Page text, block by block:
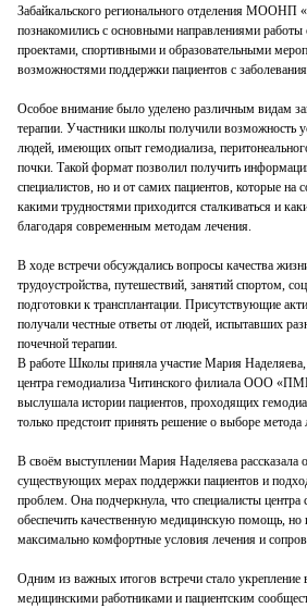
Забайкальского регионального отделения
познакомились с основными направлениями
проектами, спортивными и образовательными
возможностями поддержки пациентов с
Особое внимание было уделено различным видам
терапии. Участники школы получили возможность
людей, имеющих опыт гемодиализа,
почки. Такой формат позволил получить
специалистов, но и от самих пациентов, которые на
какими трудностями приходится сталкиваться и
благодаря современным методам лечения.
В ходе встречи обсуждались вопросы качества
трудоустройства, путешествий, занятий спортом,
подготовки к трансплантации. Присутствующие
получали честные ответы от людей, испытавших
почечной терапии.
В работе Школы приняла участие Мария Наделяева,
центра гемодиализа Читинского филиала ООО
выслушала истории пациентов, проходящих
только предстоит принять решение о выборе метода
В своём выступлении Мария Наделяева рассказала о
существующих мерах поддержки пациентов и
проблем. Она подчеркнула, что специалисты центра
обеспечить качественную медицинскую помощь, но
максимально комфортные условия лечения и
Одним из важных итогов встречи стало
медицинскими работниками и пациентским